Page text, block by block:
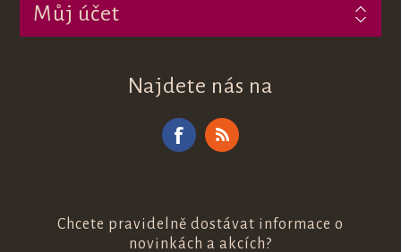
Můj účet
Najdete nás na
Chcete pravidelně dostávat informace o
novinkách a akcích?